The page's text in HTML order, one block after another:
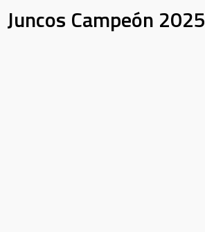
Juncos Campeón 2025